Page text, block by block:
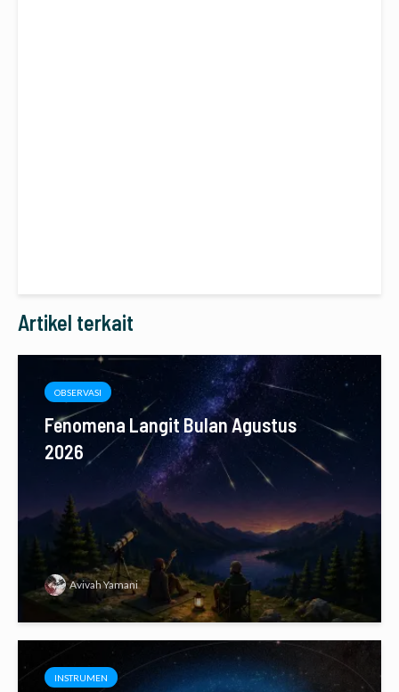
Artikel terkait
OBSERVASI
Fenomena Langit Bulan Agustus
2026
Avivah Yamani
INSTRUMEN